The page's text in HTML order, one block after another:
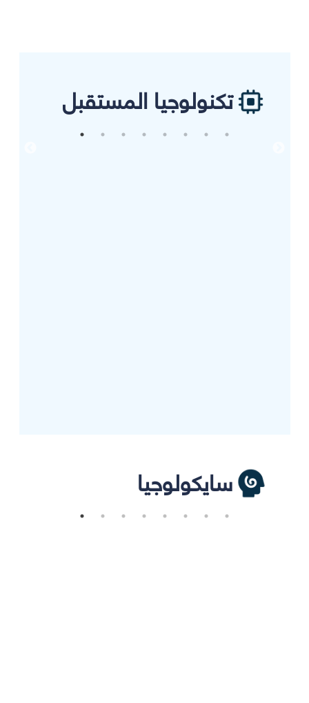
تكنولوجيا المستقبل
سايكولوجيا